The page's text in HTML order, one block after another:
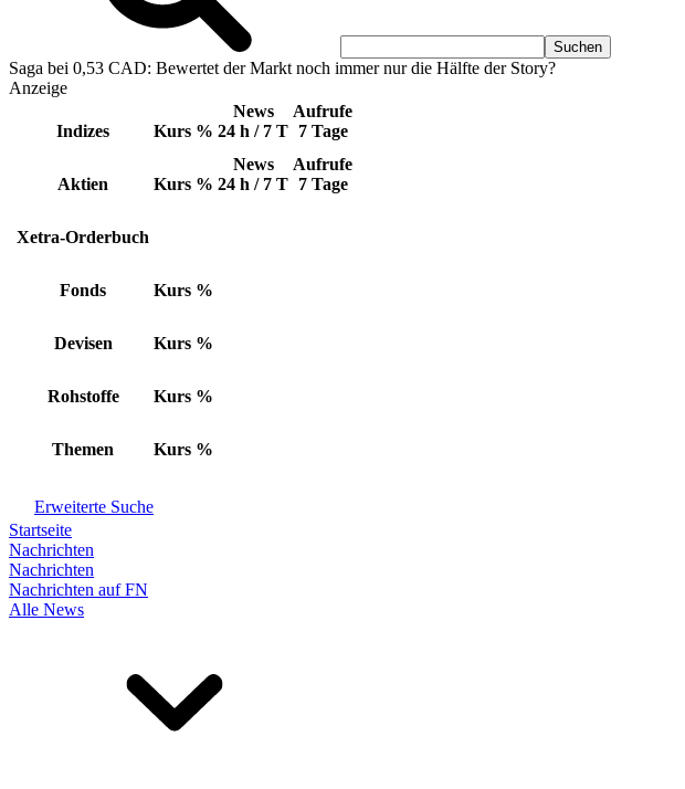
Saga bei 0,53 CAD: Bewertet der Markt noch immer nur die Hälfte der Story?
Anzeige
Indizes Kurs %
News
24 h / 7 T
Aufrufe
7 Tage
Aktien Kurs %
News
24 h / 7 T
Aufrufe
7 Tage
Xetra-Orderbuch
Fonds Kurs %
Devisen Kurs %
Rohstoffe Kurs %
Themen Kurs %
Erweiterte Suche
Startseite
Nachrichten
Nachrichten
Nachrichten auf FN
Alle News